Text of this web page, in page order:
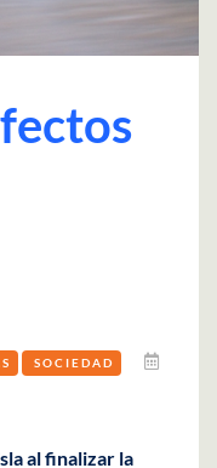
SOCIEDAD
al finalizar la